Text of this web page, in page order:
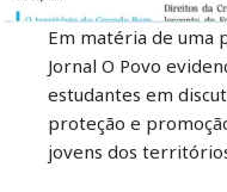
Em matéria de uma
Jornal O Povo
estudantes em
proteção e
jovens dos